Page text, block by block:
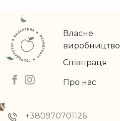
Власне
виробництво
Співпраця
Про нас
+380970701126